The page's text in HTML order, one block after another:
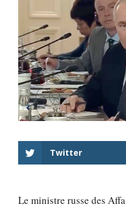
Twitter
Le ministre russe des